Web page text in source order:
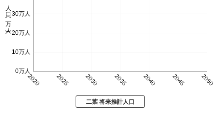
2020 2025 2030 2035 2040 2045 2050
0万人
10万人
20万人
30万人
人口 (万人)
二葉 将来推計人口